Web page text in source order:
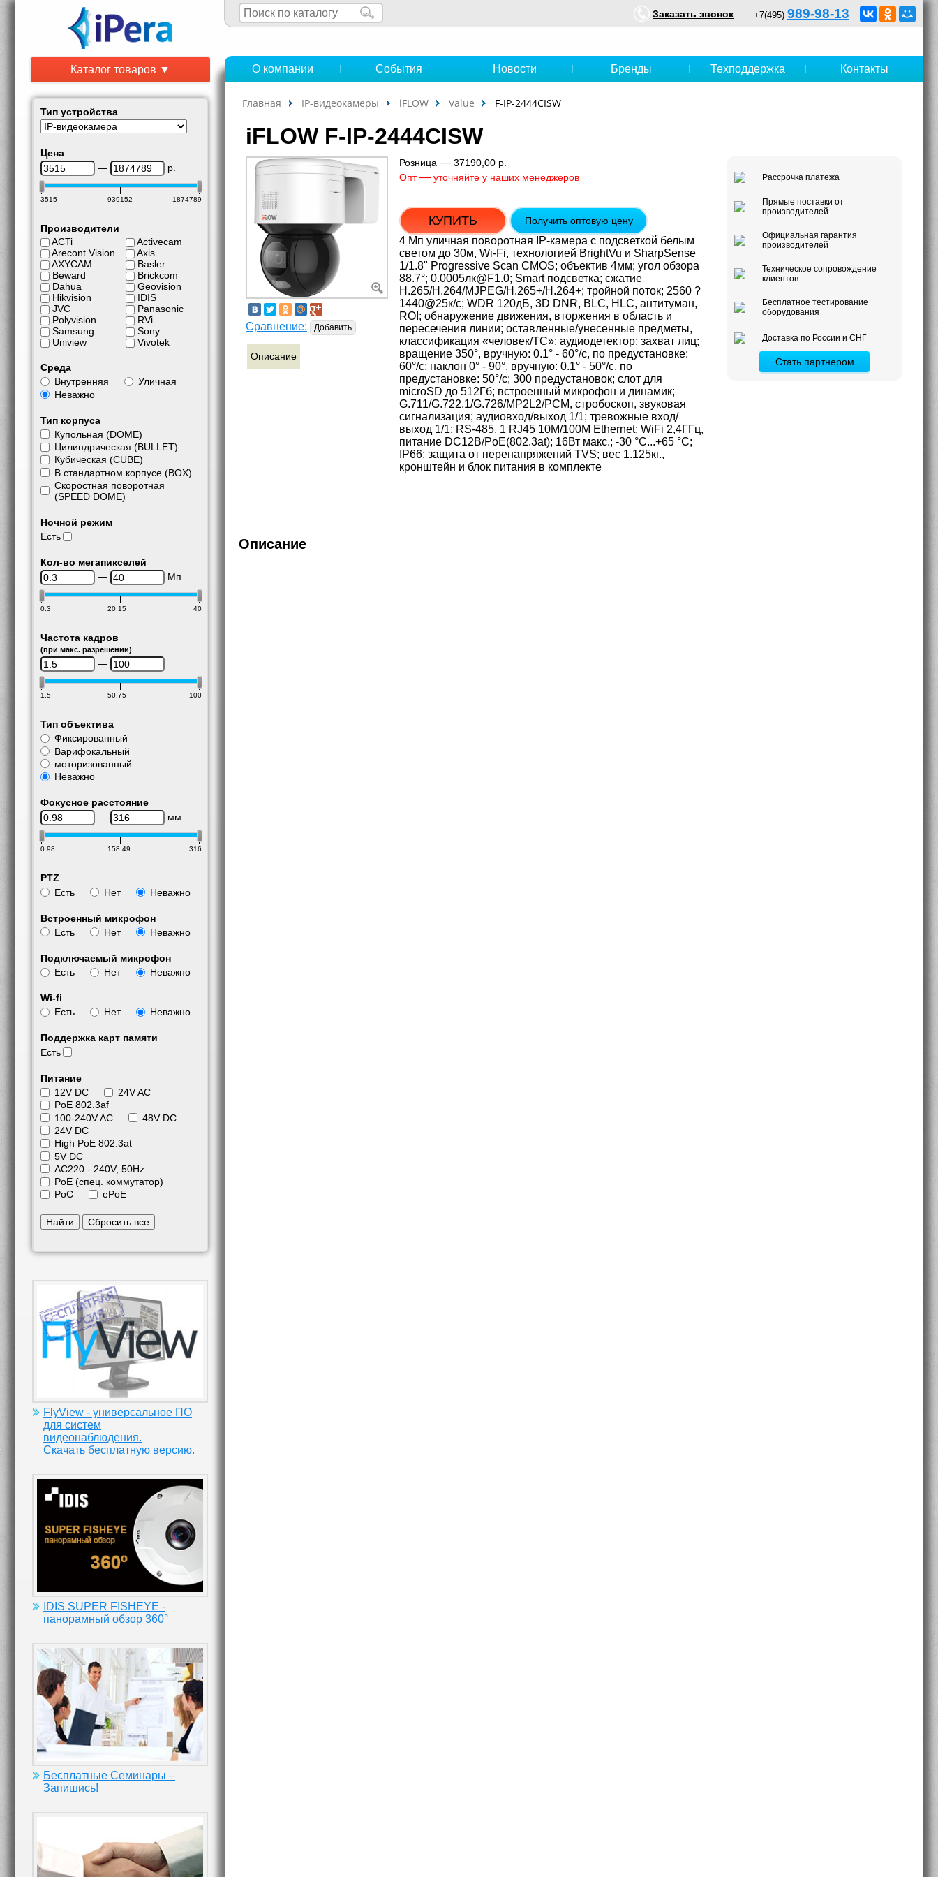
+7(495) 989-98-13
Заказать звонок
Каталог товаров ▼
Тип устройства
Цена
—
р.
3515 939152 1874789
Производители
ACTi
Arecont Vision
AXYCAM
Beward
Dahua
Hikvision
JVC
Polyvision
Samsung
Uniview
Activecam
Axis
Basler
Brickcom
Geovision
IDIS
Panasonic
RVi
Sony
Vivotek
Среда
Внутренняя
Уличная
Неважно
Тип корпуса
Купольная (DOME)
Цилиндрическая (BULLET)
Кубическая (CUBE)
В стандартном корпусе (BOX)
Скоростная поворотная
(SPEED DOME)
Ночной режим
Есть
Кол-во мегапикселей
—
Мп
0.3 20.15 40
Частота кадров
(при макс. разрешении)
—
1.5 50.75 100
Тип объектива
Фиксированный
Варифокальный
моторизованный
Неважно
Фокусное расстояние
—
мм
0.98 158.49 316
PTZ
Есть
Нет Неважно
Встроенный микрофон
Есть
Нет Неважно
Подключаемый микрофон
Есть
Нет Неважно
Wi-fi
Есть
Нет Неважно
Поддержка карт памяти
Есть
Питание
12V DC
24V AC
PoE 802.3af
100-240V AC
48V DC
24V DC
High PoE 802.3at
5V DC
АС220 - 240V, 50Hz
PoE (спец. коммутатор)
PoC
ePoE
Найти Сбросить все
FlyView - универсальное ПО
для систем
видеонаблюдения.
Скачать бесплатную версию.
IDIS SUPER FISHEYE -
панорамный обзор 360°
Бесплатные Семинары –
Запишись!
О компании События Новости Бренды Техподдержка Контакты
Главная IP-видеокамеры iFLOW Value F-IP-2444CISW
iFLOW F-IP-2444CISW
Сравнение: Добавить
Описание
Розница — 37190,00 р.
Опт— уточняйте у наших менеджеров
КУПИТЬ Получить оптовую цену
4 Мп уличная поворотная IP-камера c подсветкой белым
светом до 30м, Wi-Fi, технологией BrightVu и SharpSense
1/1.8" Progressive Scan CMOS; объектив 4мм; угол обзора
88.7°; 0.0005лк@F1.0; Smart подсветка; сжатие
H.265/H.264/MJPEG/H.265+/H.264+; тройной поток; 2560 ?
1440@25к/с; WDR 120дБ, 3D DNR, BLC, HLC, антитуман,
ROI; обнаружение движения, вторжения в область и
пересечения линии; оставленные/унесенные предметы,
классификация «человек/ТС»; аудиодетектор; захват лиц;
вращение 350°, вручную: 0.1° - 60°/с, по предустановке:
60°/с; наклон 0° - 90°, вручную: 0.1° - 50°/с, по
предустановке: 50°/с; 300 предустановок; слот для
microSD до 512Гб; встроенный микрофон и динамик;
G.711/G.722.1/G.726/MP2L2/PCM, стробоскоп, звуковая
сигнализация; аудиовход/выход 1/1; тревожные вход/
выход 1/1; RS-485, 1 RJ45 10M/100M Ethernet; WiFi 2,4ГГц,
питание DC12В/PoE(802.3at); 16Вт макс.; -30 °C...+65 °C;
IP66; защита от перенапряжений TVS; вес 1.125кг.,
кронштейн и блок питания в комплекте
Рассрочка платежа
Прямые поставки от
производителей
Официальная гарантия
производителей
Техническое сопровождение
клиентов
Бесплатное тестирование
оборудования
Доставка по России и СНГ
Стать партнером
Описание